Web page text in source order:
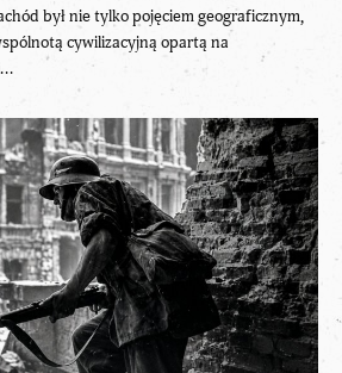
był nie tylko pojęciem geograficznym,
cywilizacyjną opartą na